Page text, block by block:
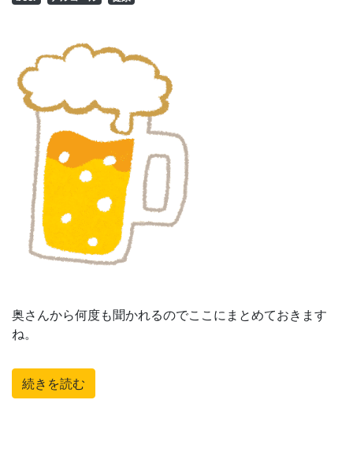
奥さんから何度も聞かれるのでここにまとめておきます
ね。
続きを読む